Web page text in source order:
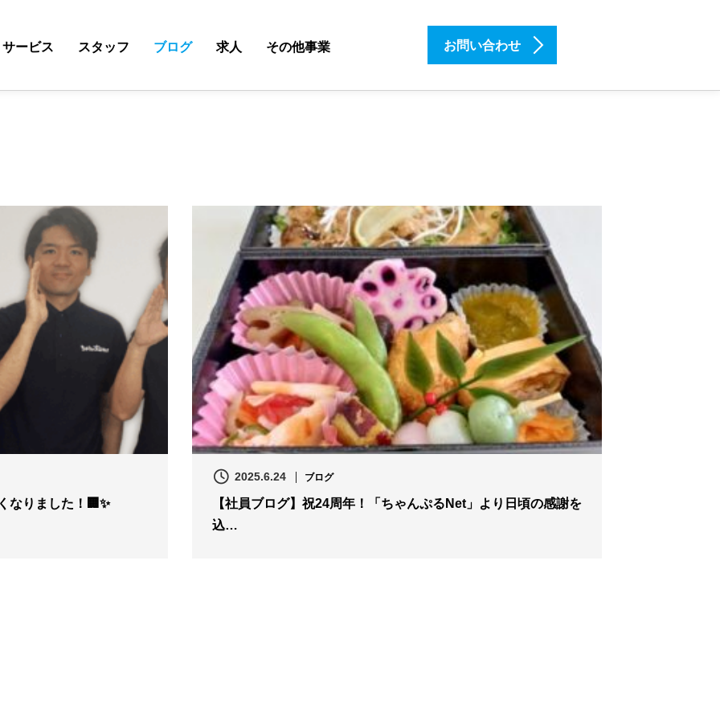
サービス スタッフ ブログ 求人 その他事業 お問い合わせ
なりました！🏢✨
2025.6.24 ブログ
【社員ブログ】祝24周年！「ちゃんぷるNet」より日頃の感謝を
込…